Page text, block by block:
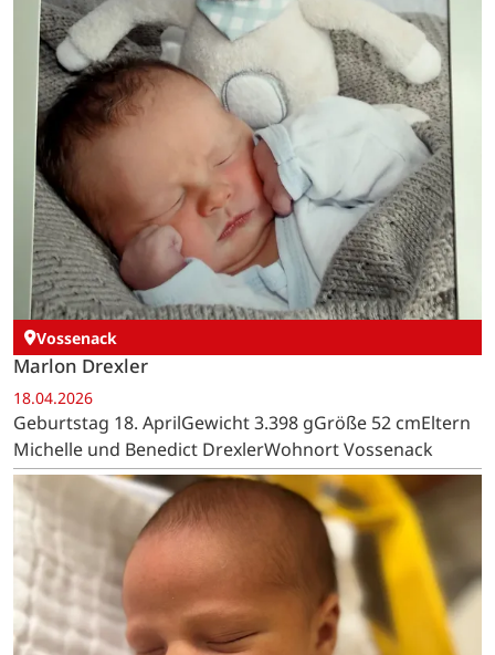
Vossenack
Marlon Drexler
18.04.2026
Geburtstag 18. AprilGewicht 3.398 gGröße 52 cmEltern
Michelle und Benedict DrexlerWohnort Vossenack